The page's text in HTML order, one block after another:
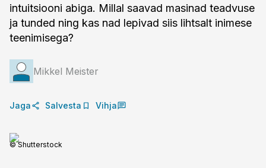
intuitsiooni abiga. Millal saavad masinad teadvuse
ja tunded ning kas nad lepivad siis lihtsalt inimese
teenimisega?
Mikkel Meister
Jaga Salvesta Vihja
© Shutterstock